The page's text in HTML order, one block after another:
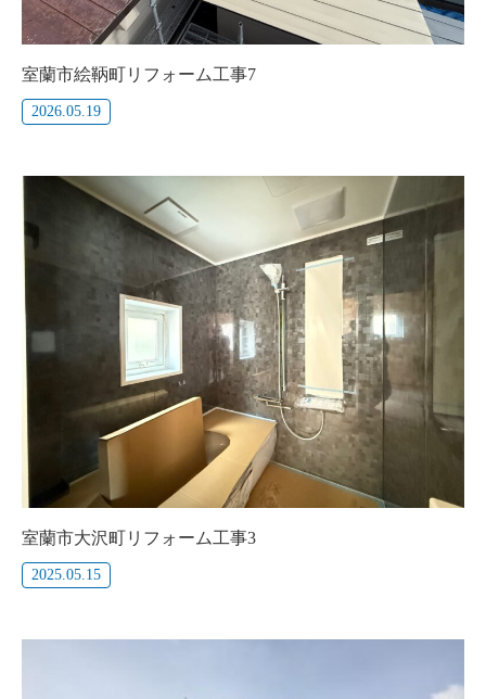
室蘭市絵鞆町リフォーム工事7
2026.05.19
室蘭市大沢町リフォーム工事3
2025.05.15